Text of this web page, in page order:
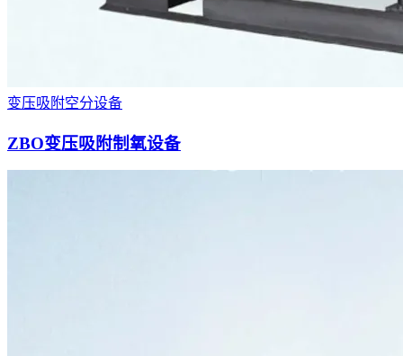
变压吸附空分设备
ZBO变压吸附制氧设备